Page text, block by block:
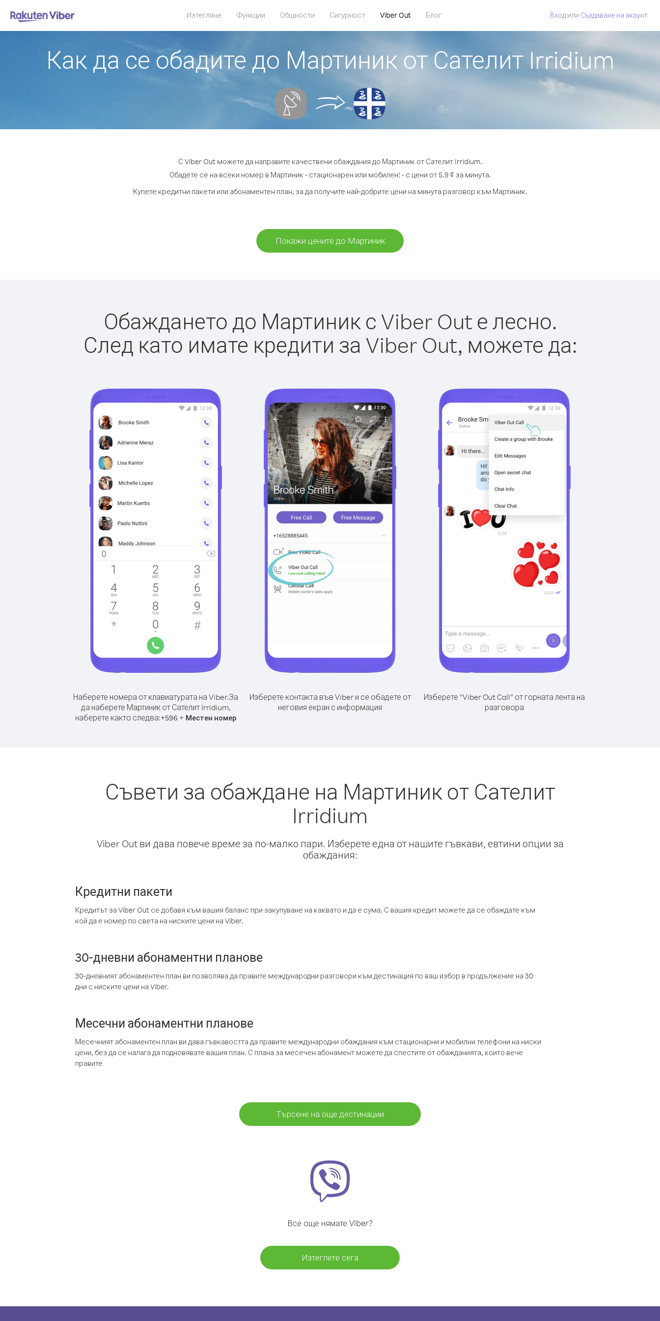
Изтегляне Функции Общности Сигурност Viber Out Блог Вход или Създаване на акаунт
Как да се обадите до Мартиник от Сателит Irridium
С Viber Out можете да направите качествени обаждания до Мартиник от Сателит Irridium.
Обадете се на всеки номер в Мартиник - стационарен или мобилен! - с цени от 5.9 ¢ за минута.
Купете кредитни пакети или абонаментен план, за да получите най-добрите цени на минута разговор към Мартиник.
Покажи цените до Мартиник
Обаждането до Мартиник с Viber Out е лесно.
След като имате кредити за Viber Out, можете да:
Наберете номера от клавиатурата на Viber.За
да наберете Мартиник от Сателит Irridium,
наберете както следва:+596 + Местен номер
Изберете контакта във Viber и се обадете от
неговия екран с информация
Изберете “Viber Out Call” от горната лента на
разговора
Съвети за обаждане на Мартиник от Сателит
Irridium
Viber Out ви дава повече време за по-малко пари. Изберете една от нашите гъвкави, евтини опции за
обаждания:
Кредитни пакети
Кредитът за Viber Out се добавя към вашия баланс при закупуване на каквато и да е сума. С вашия кредит можете да се обаждате към
кой да е номер по света на ниските цени на Viber.
30-дневни абонаментни планове
30-дневният абонаментен план ви позволява да правите международни разговори към дестинация по ваш избор в продължение на 30
дни с ниските цени на Viber.
Месечни абонаментни планове
Месечният абонаментен план ви дава гъвкавостта да правите международни обаждания към стационарни и мобилни телефони на ниски
цени, без да се налага да подновявате вашия план. С плана за месечен абонамент можете да спестите от обажданията, които вече
правите
Търсене на още дестинации
Все още нямате Viber?
Изтеглете сега